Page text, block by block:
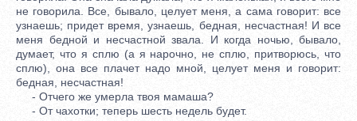
не говорила. Все, бывало, целует меня, а сама говорит: все
узнаешь; придет время, узнаешь, бедная, несчастная! И все
меня бедной и несчастной звала. И когда ночью, бывало,
думает, что я сплю (а я нарочно, не сплю, притворюсь, что
сплю), она все плачет надо мной, целует меня и говорит:
бедная, несчастная!
- Отчего же умерла твоя мамаша?
- От чахотки; теперь шесть недель будет.